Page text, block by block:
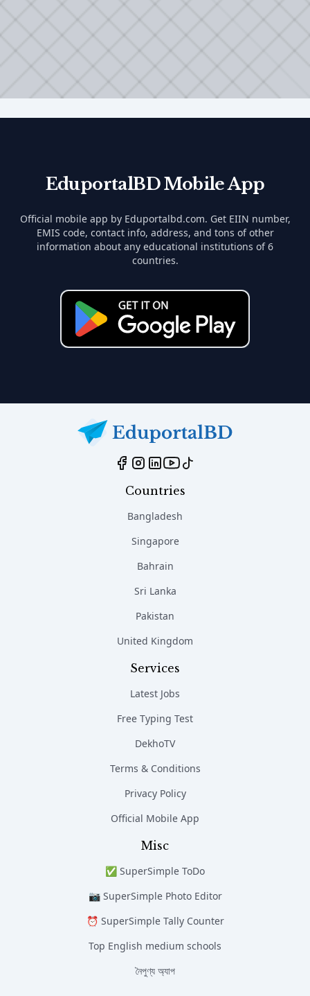
EduportalBD Mobile App
Official mobile app by Eduportalbd.com. Get EIIN number,
EMIS code, contact info, address, and tons of other
information about any educational institutions of 6
countries.
Countries
Bangladesh
Singapore
Bahrain
Sri Lanka
Pakistan
United Kingdom
Services
Latest Jobs
Free Typing Test
DekhoTV
Terms & Conditions
Privacy Policy
Official Mobile App
Misc
✅ SuperSimple ToDo
📷 SuperSimple Photo Editor
⏰ SuperSimple Tally Counter
Top English medium schools
নৈপুণ্য অ্যাপ